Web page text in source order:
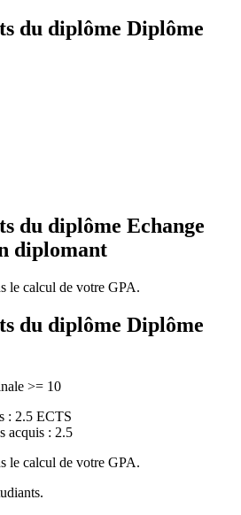
du diplôme Diplôme
du diplôme Echange
diplomant
le calcul de votre GPA.
du diplôme Diplôme
>= 10
: 2.5 ECTS
acquis : 2.5
le calcul de votre GPA.